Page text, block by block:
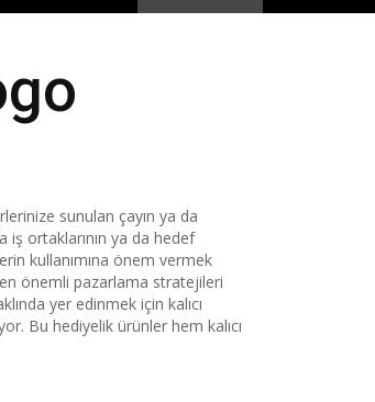
sunulan çayın ya da
iş ortaklarının ya da hedef
kullanımına önem vermek
önemli pazarlama stratejileri
yer edinmek için kalıcı
Bu hediyelik ürünler hem kalıcı